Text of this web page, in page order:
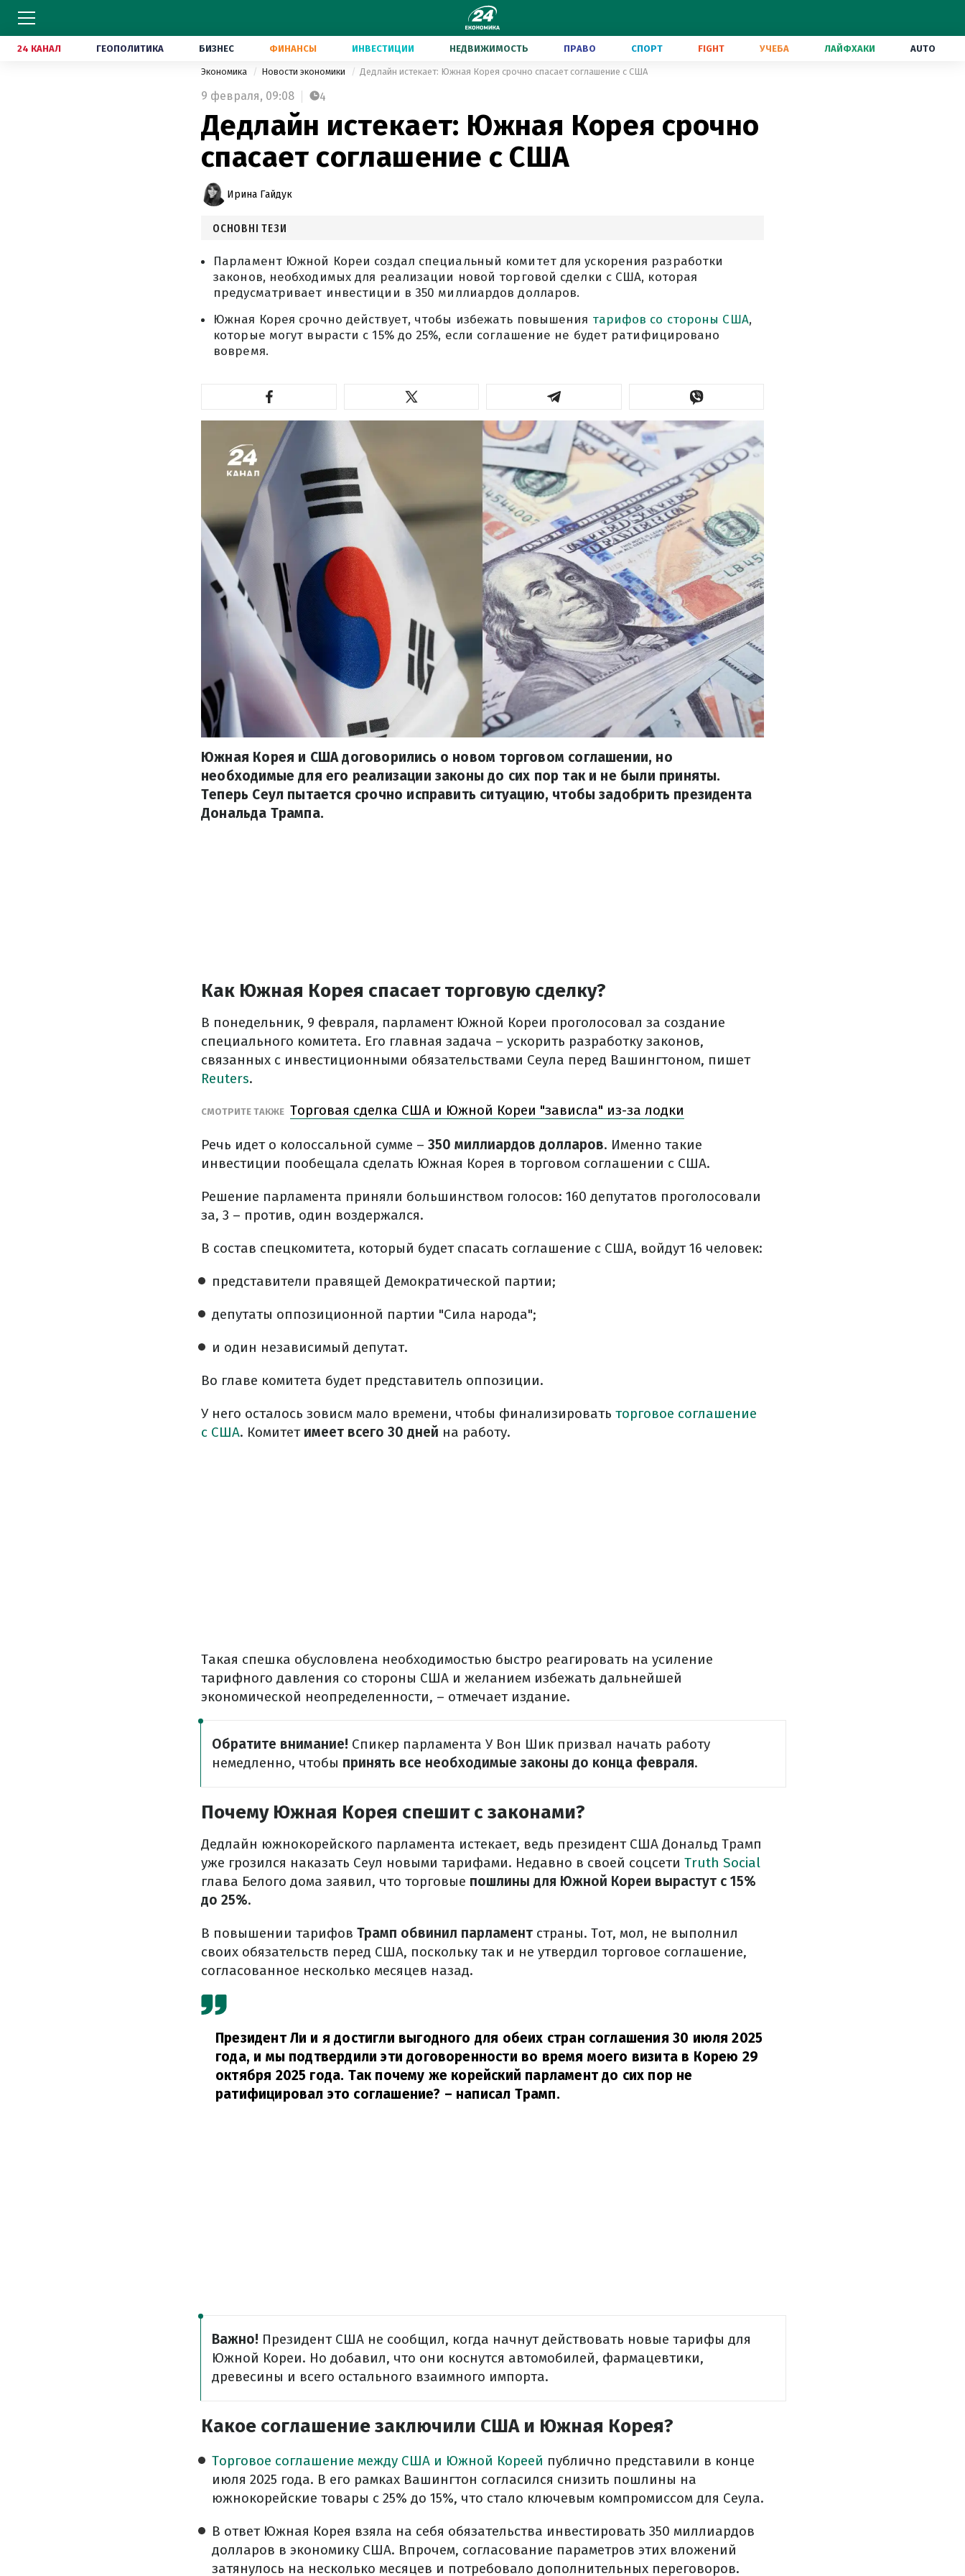
24 КАНАЛ ГЕОПОЛИТИКА БИЗНЕС ФИНАНСЫ ИНВЕСТИЦИИ НЕДВИЖИМОСТЬ ПРАВО СПОРТ FIGHT УЧЕБА ЛАЙФХАКИ AUTO
Экономика Новости экономики Дедлайн истекает: Южная Корея срочно спасает соглашение с США
9 февраля, 09:08 4
Дедлайн истекает: Южная Корея срочно
спасает соглашение с США
Ирина Гайдук
ОСНОВНІ ТЕЗИ
Парламент Южной Кореи создал специальный комитет для ускорения разработки
законов, необходимых для реализации новой торговой сделки с США, которая
предусматривает инвестиции в 350 миллиардов долларов.
Южная Корея срочно действует, чтобы избежать повышения тарифов со стороны США,
которые могут вырасти с 15% до 25%, если соглашение не будет ратифицировано
вовремя.
Южная Корея и США договорились о новом торговом соглашении, но
необходимые для его реализации законы до сих пор так и не были приняты.
Теперь Сеул пытается срочно исправить ситуацию, чтобы задобрить президента
Дональда Трампа.
Как Южная Корея спасает торговую сделку?
В понедельник, 9 февраля, парламент Южной Кореи проголосовал за создание
специального комитета. Его главная задача – ускорить разработку законов,
связанных с инвестиционными обязательствами Сеула перед Вашингтоном, пишет
Reuters.
СМОТРИТЕ ТАКЖЕ Торговая сделка США и Южной Кореи "зависла" из-за лодки
Речь идет о колоссальной сумме – 350 миллиардов долларов. Именно такие
инвестиции пообещала сделать Южная Корея в торговом соглашении с США.
Решение парламента приняли большинством голосов: 160 депутатов проголосовали
за, 3 – против, один воздержался.
В состав спецкомитета, который будет спасать соглашение с США, войдут 16 человек:
представители правящей Демократической партии;
депутаты оппозиционной партии "Сила народа";
и один независимый депутат.
Во главе комитета будет представитель оппозиции.
У него осталось зовисм мало времени, чтобы финализировать торговое соглашение
с США. Комитет имеет всего 30 дней на работу.
Такая спешка обусловлена необходимостью быстро реагировать на усиление
тарифного давления со стороны США и желанием избежать дальнейшей
экономической неопределенности, – отмечает издание.
Обратите внимание! Спикер парламента У Вон Шик призвал начать работу
немедленно, чтобы принять все необходимые законы до конца февраля.
Почему Южная Корея спешит с законами?
Дедлайн южнокорейского парламента истекает, ведь президент США Дональд Трамп
уже грозился наказать Сеул новыми тарифами. Недавно в своей соцсети Truth Social
глава Белого дома заявил, что торговые пошлины для Южной Кореи вырастут с 15%
до 25%.
В повышении тарифов Трамп обвинил парламент страны. Тот, мол, не выполнил
своих обязательств перед США, поскольку так и не утвердил торговое соглашение,
согласованное несколько месяцев назад.
Президент Ли и я достигли выгодного для обеих стран соглашения 30 июля 2025
года, и мы подтвердили эти договоренности во время моего визита в Корею 29
октября 2025 года. Так почему же корейский парламент до сих пор не
ратифицировал это соглашение? – написал Трамп.
Важно! Президент США не сообщил, когда начнут действовать новые тарифы для
Южной Кореи. Но добавил, что они коснутся автомобилей, фармацевтики,
древесины и всего остального взаимного импорта.
Какое соглашение заключили США и Южная Корея?
Торговое соглашение между США и Южной Кореей публично представили в конце
июля 2025 года. В его рамках Вашингтон согласился снизить пошлины на
южнокорейские товары с 25% до 15%, что стало ключевым компромиссом для Сеула.
В ответ Южная Корея взяла на себя обязательства инвестировать 350 миллиардов
долларов в экономику США. Впрочем, согласование параметров этих вложений
затянулось на несколько месяцев и потребовало дополнительных переговоров.